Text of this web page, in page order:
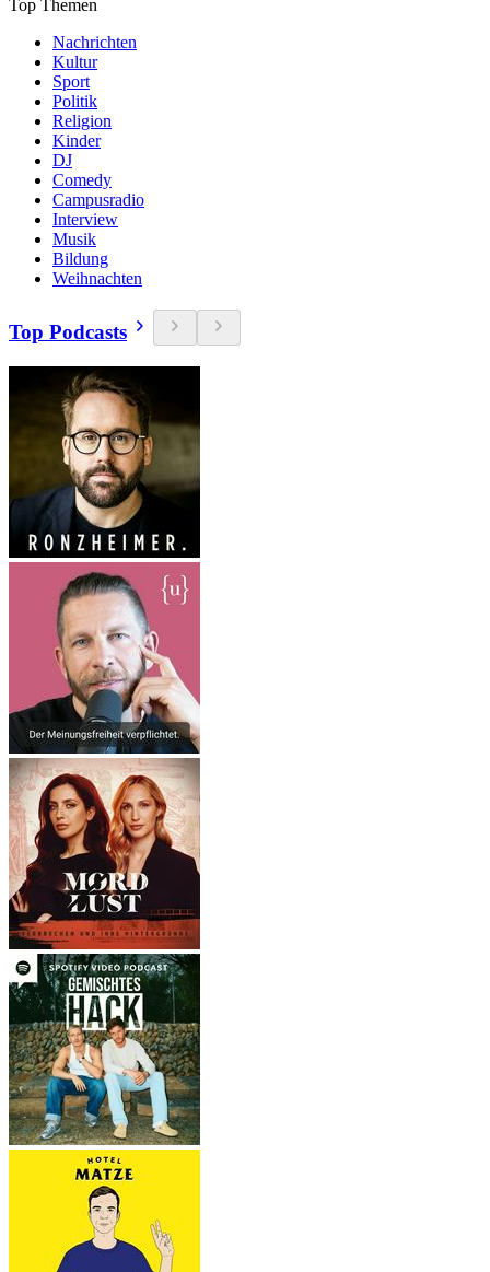
Top Themen
Nachrichten
Kultur
Sport
Politik
Religion
Kinder
DJ
Comedy
Campusradio
Interview
Musik
Bildung
Weihnachten
Top Podcasts